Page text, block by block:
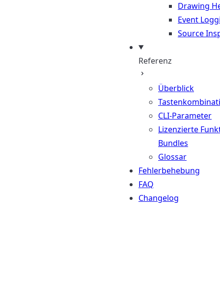
Drawing
Event
Source
Referenz
Überblick
CLI-Parameter
Lizenzierte
Bundles
Glossar
Fehlerbehebung
FAQ
Changelog